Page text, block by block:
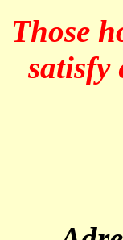
Those
satisfy